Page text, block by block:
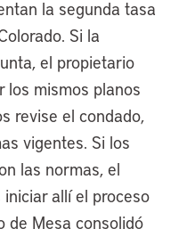
la segunda tasa
Si la
el propietario
los mismos planos
revise el condado,
vigentes. Si los
las normas, el
allí el proceso
de Mesa consolidó